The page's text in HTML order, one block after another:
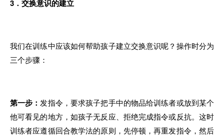
3．交换意识的建立
我们在训练中应该如何帮助孩子建立交换意识呢？操作时分为
三个步骤：
第一步：发指令，要求孩子把手中的物品给训练者或放到某个
他可看见的地方，如孩子无反应、拒绝完成指令或反抗。 这时
训练者应遵循回合教学法的原则 ， 先停顿 ，再重发指令， 然后